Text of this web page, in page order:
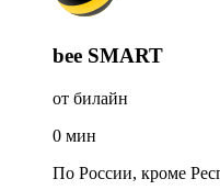
bee SMART
от билайн
0 мин
По России, кроме